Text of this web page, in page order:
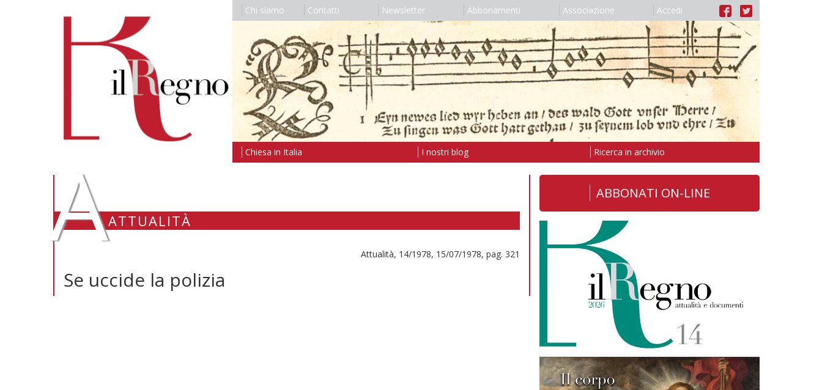
Chi siamo Contatti Newsletter Abbonamenti Associazione Accedi
Chiesa in Italia I nostri blog Ricerca in archivio
AATTUALITÀ
Attualità, 14/1978, 15/07/1978, pag. 321
Se uccide la polizia
ABBONATI ON-LINE